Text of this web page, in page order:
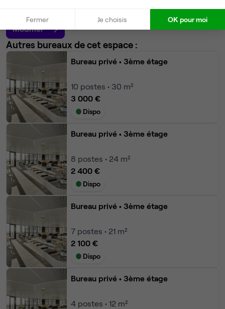
Modifier
Autres bureaux de cet espace :
Bureau privé • 3ème étage
10 postes • 30 m²
3 000 €
Dispo
Bureau privé • 3ème étage
8 postes • 24 m²
2 400 €
Dispo
Bureau privé • 3ème étage
7 postes • 21 m²
2 100 €
Dispo
Bureau privé • 3ème étage
4 postes • 12 m²
Fermer Je choisis OK pour moi